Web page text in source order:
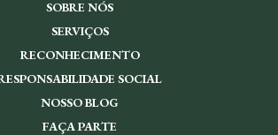
SOBRE NÓS
SERVIÇOS
RECONHECIMENTO
SOCIAL
NOSSO BLOG
FAÇA PARTE